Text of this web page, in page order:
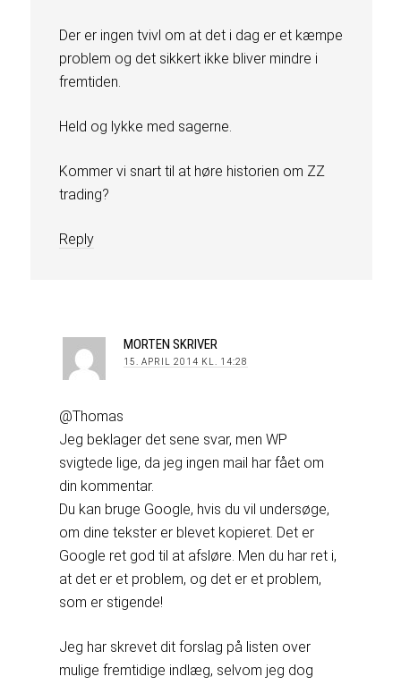
Der er ingen tvivl om at det i dag er et kæmpe
problem og det sikkert ikke bliver mindre i
fremtiden.
Held og lykke med sagerne.
Kommer vi snart til at høre historien om ZZ
trading?
Reply
MORTEN SKRIVER
15. APRIL 2014 KL. 14:28
@Thomas
Jeg beklager det sene svar, men WP
svigtede lige, da jeg ingen mail har fået om
din kommentar.
Du kan bruge Google, hvis du vil undersøge,
om dine tekster er blevet kopieret. Det er
Google ret god til at afsløre. Men du har ret i,
at det er et problem, og det er et problem,
som er stigende!
Jeg har skrevet dit forslag på listen over
mulige fremtidige indlæg, selvom jeg dog